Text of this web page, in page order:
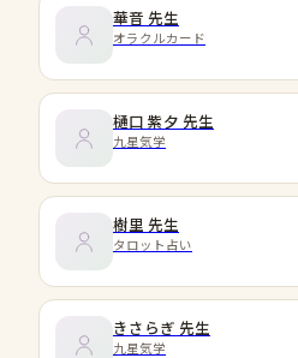
華音 先生
オラクルカード
樋口 紫夕 先生
九星気学
樹里 先生
タロット占い
きさらぎ 先生
九星気学